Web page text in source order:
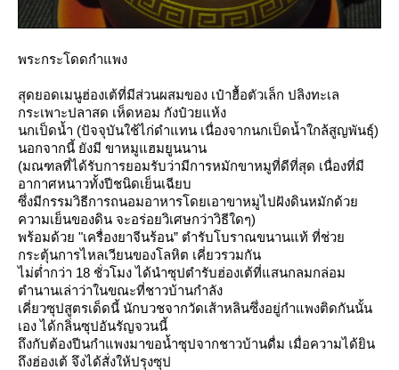
พระกระโดดกำแพง
สุดยอดเมนูฮ่องเต้ที่มีส่วนผสมของ เป๋าฮื้อตัวเล็ก ปลิงทะเล
กระเพาะปลาสด เห็ดหอม กังป๋วยแห้ง
นกเป็ดน้ำ (ปัจจุบันใช้ไก่ดำแทน เนื่องจากนกเป็ดน้ำใกล้สูญพันธุ์)
นอกจากนี้ ยังมี ขาหมูแฮมยูนนาน
(มณฑลที่ได้รับการยอมรับว่ามีการหมักขาหมูที่ดีที่สุด เนื่องที่มี
อากาศหนาวทั้งปีชนิดเย็นเฉียบ
ซึ่งมีกรรมวิธีการถนอมอาหารโดยเอาขาหมูไปฝังดินหมักด้ว
ความเย็นของดิน จะอร่อยวิเศษกว่าวิธีใดๆ)
พร้อมด้วย "เครื่องยาจีนร้อน” ตำรับโบราณขนานแท้ ที่ช่ว
กระตุ้นการไหลเวียนของโลหิต เคี่ยวรวมกัน
ไม่ต่ำกว่า 18 ชั่วโมง ได้นำซุปตำรับฮ่องเต้ที่แสนกลมกล่อม
ตำนานเล่าว่าในขณะที่ชาวบ้านกำลัง
เคี่ยวซุปสูตรเด็ดนี้ นักบวชจากวัดเส้าหลินซึ่งอยู่กำแพงติดกันนั้น
เอง ได้กลิ่นซุปอันรัญจวนนี้
ถึงกับต้องปีนกำแพงมาขอน้ำซุปจากชาวบ้านดื่ม เมื่อความได้ยิน
ถึงฮ่องเต้ จึงได้สั่งให้ปรุงซุป